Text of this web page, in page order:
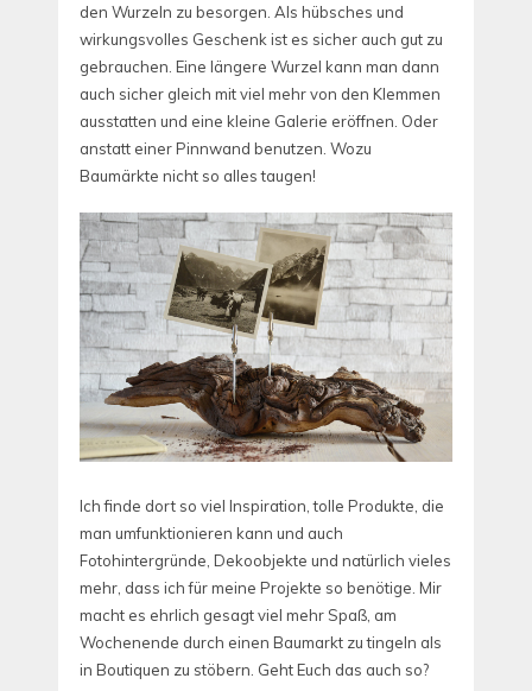
den Wurzeln zu besorgen. Als hübsches und
wirkungsvolles Geschenk ist es sicher auch gut zu
gebrauchen. Eine längere Wurzel kann man dann
auch sicher gleich mit viel mehr von den Klemmen
ausstatten und eine kleine Galerie eröffnen. Oder
anstatt einer Pinnwand benutzen. Wozu
Baumärkte nicht so alles taugen!
Ich finde dort so viel Inspiration, tolle Produkte, die
man umfunktionieren kann und auch
Fotohintergründe, Dekoobjekte und natürlich vieles
mehr, dass ich für meine Projekte so benötige. Mir
macht es ehrlich gesagt viel mehr Spaß, am
Wochenende durch einen Baumarkt zu tingeln als
in Boutiquen zu stöbern. Geht Euch das auch so?